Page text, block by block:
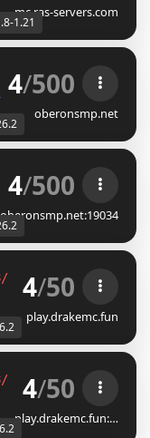
mc.ras-servers.com
1.21
4/500
oberonsmp.net
4/500
oberonsmp.net:19034
26.2]Season 7
4/50
play.drakemc.fun
26.2]Season 7
4/50
play.drakemc.fun:…